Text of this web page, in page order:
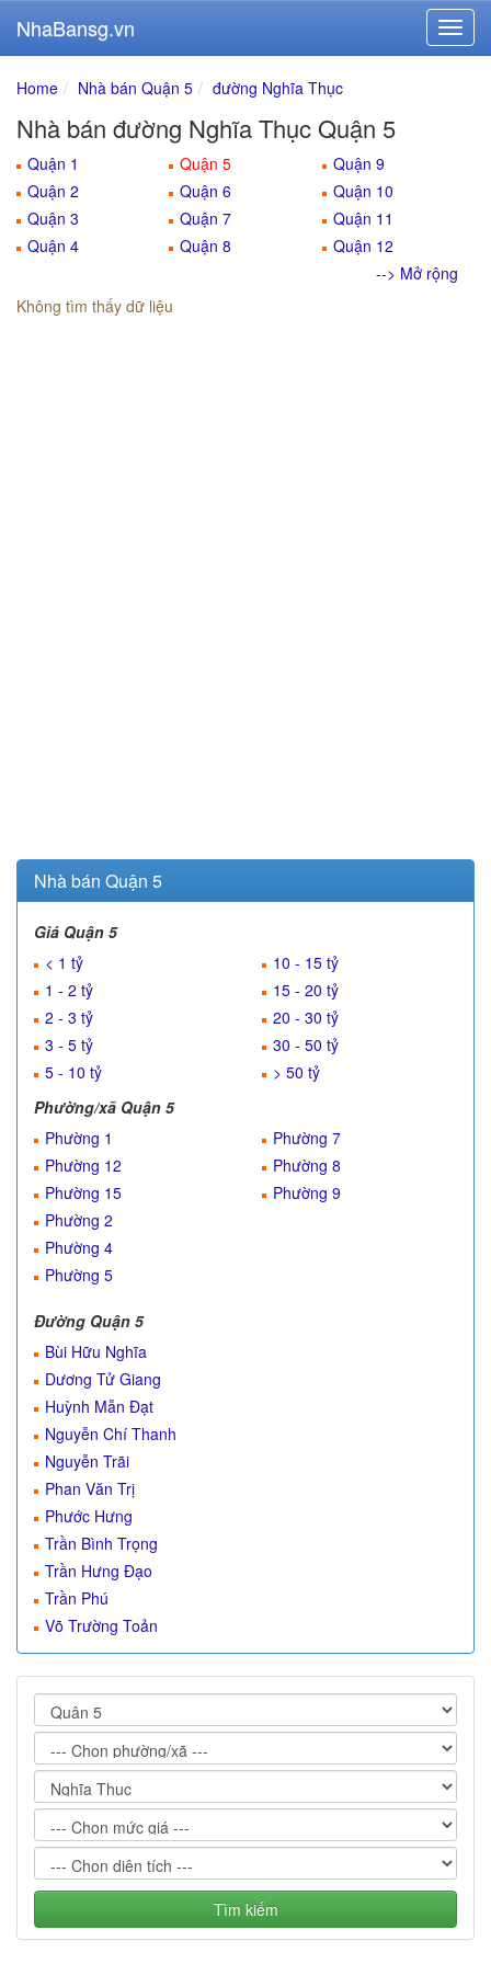
NhaBansg.vn
Home Nhà bán Quận 5 đường Nghĩa Thục
Nhà bán đường Nghĩa Thục Quận 5
Quận 1
Quận 2
Quận 3
Quận 4
Quận 5
Quận 6
Quận 7
Quận 8
Quận 9
Quận 10
Quận 11
Quận 12
--> Mở rộng
Không tìm thấy dữ liệu
Nhà bán Quận 5
Giá Quận 5
< 1 tỷ
1 - 2 tỷ
2 - 3 tỷ
3 - 5 tỷ
5 - 10 tỷ
10 - 15 tỷ
15 - 20 tỷ
20 - 30 tỷ
30 - 50 tỷ
> 50 tỷ
Phường/xã Quận 5
Phường 1
Phường 12
Phường 15
Phường 2
Phường 4
Phường 5
Phường 7
Phường 8
Phường 9
Đường Quận 5
Bùi Hữu Nghĩa
Dương Tử Giang
Huỳnh Mẫn Đạt
Nguyễn Chí Thanh
Nguyễn Trãi
Phan Văn Trị
Phước Hưng
Trần Bình Trọng
Trần Hưng Đạo
Trần Phú
Võ Trường Toản
Tìm kiếm